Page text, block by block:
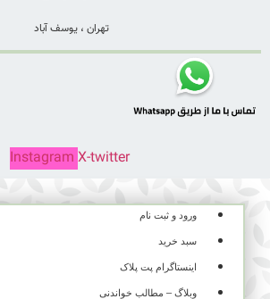
تهران ، یوسف آباد
Instagram X-twitter
ورود و ثبت نام
سبد خرید
اینستاگرام پت پلاک
وبلاگ – مطالب خواندنی